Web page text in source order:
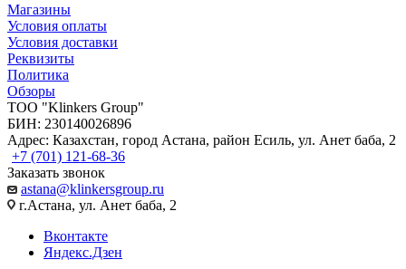
Магазины
Условия оплаты
Условия доставки
Реквизиты
Политика
Обзоры
TOO "Klinkers Group"
БИН: 230140026896
Адрес: Казахстан, город Астана, район Есиль, ул. Анет баба, 2
+7 (701) 121-68-36
Заказать звонок
astana@klinkersgroup.ru
г.Астана, ул. Анет баба, 2
Вконтакте
Яндекс.Дзен